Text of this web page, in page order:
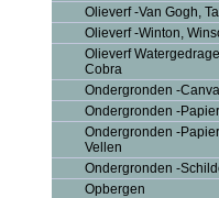
Olieverf -Van Gogh,
Olieverf -Winton,
Olieverf
Cobra
Ondergronden -
Ondergronden -
Ondergronden -
Vellen
Ondergronden -
Opbergen